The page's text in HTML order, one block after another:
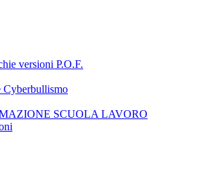
versioni P.O.F.
Cyberbullismo
SCUOLA LAVORO